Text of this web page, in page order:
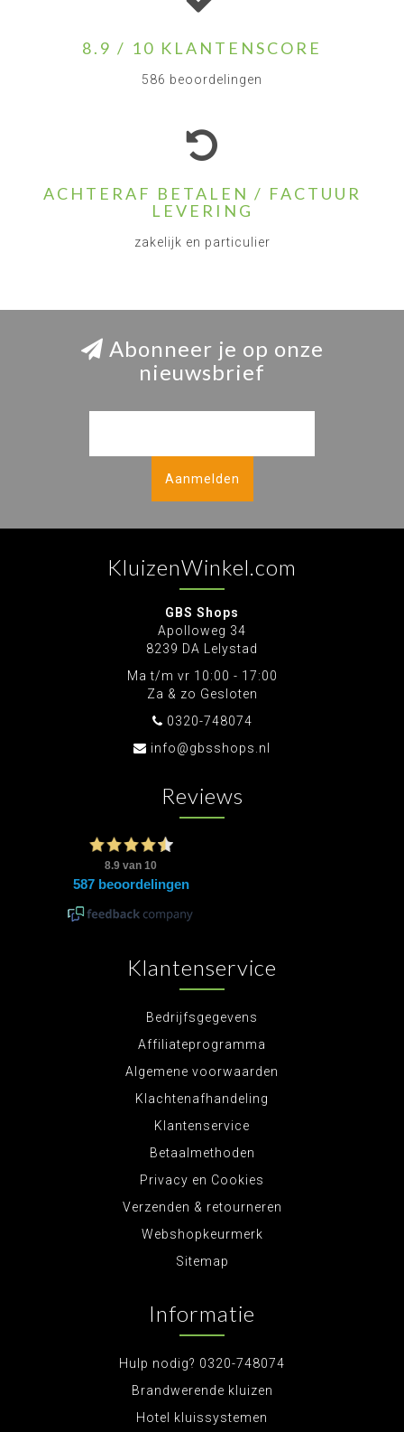
8.9 / 10 KLANTENSCORE
586 beoordelingen
ACHTERAF BETALEN / FACTUUR
LEVERING
zakelijk en particulier
Abonneer je op onze
nieuwsbrief
Aanmelden
KluizenWinkel.com
GBS Shops
Apolloweg 34
8239 DA Lelystad
Ma t/m vr 10:00 - 17:00
Za & zo Gesloten
0320-748074
info@gbsshops.nl
Reviews
Klantenservice
Bedrijfsgegevens
Affiliateprogramma
Algemene voorwaarden
Klachtenafhandeling
Klantenservice
Betaalmethoden
Privacy en Cookies
Verzenden & retourneren
Webshopkeurmerk
Sitemap
Informatie
Hulp nodig? 0320-748074
Brandwerende kluizen
Hotel kluissystemen